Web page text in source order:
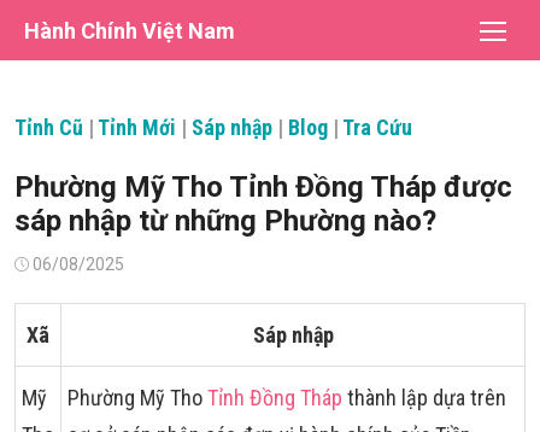
Hành Chính Việt Nam
Tỉnh Cũ | Tỉnh Mới | Sáp nhập | Blog | Tra Cứu
Phường Mỹ Tho Tỉnh Đồng Tháp được
sáp nhập từ những Phường nào?
Đăng06/08/2025
Xã Sáp nhập
Mỹ
Phường Mỹ ThoTỉnh Đồng Tháp thành lập dựa trên